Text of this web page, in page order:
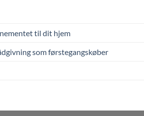
til dit hjem
som førstegangskøber